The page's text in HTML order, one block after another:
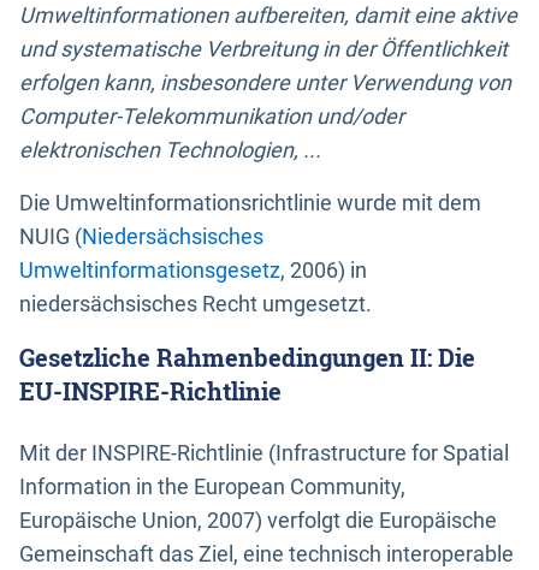
Umweltinformationen aufbereiten, damit eine aktive
und systematische Verbreitung in der Öffentlichkeit
erfolgen kann, insbesondere unter Verwendung von
Computer-Telekommunikation und/oder
elektronischen Technologien, ...
Die Umweltinformationsrichtlinie wurde mit dem
NUIG (Niedersächsisches
Umweltinformationsgesetz, 2006) in
niedersächsisches Recht umgesetzt.
Gesetzliche Rahmenbedingungen II: Die
EU-INSPIRE-Richtlinie
Mit der INSPIRE-Richtlinie (Infrastructure for Spatial
Information in the European Community,
Europäische Union, 2007) verfolgt die Europäische
Gemeinschaft das Ziel, eine technisch interoperable